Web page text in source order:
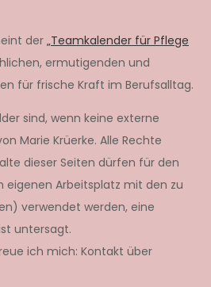
der „Teamkalender für Pflege
ermutigenden und
für frische Kraft im Berufsalltag.
sind, wenn keine externe
Marie Krüerke. Alle Rechte
dieser Seiten dürfen für den
Arbeitsplatz mit den zu
verwendet werden, eine
untersagt.
ich mich: Kontakt über